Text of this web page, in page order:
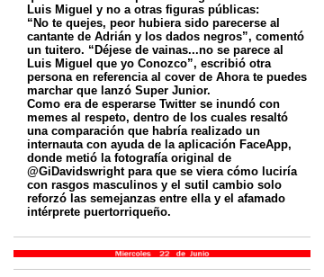
Luis Miguel y no a otras figuras públicas:
“No te quejes, peor hubiera sido parecerse al
cantante de Adrián y los dados negros”, comentó
un tuitero. “Déjese de vainas...no se parece al
Luis Miguel que yo Conozco”, escribió otra
persona en referencia al cover de Ahora te puedes
marchar que lanzó Super Junior.
Como era de esperarse Twitter se inundó con
memes al respeto, dentro de los cuales resaltó
una comparación que habría realizado un
internauta con ayuda de la aplicación FaceApp,
donde metió la fotografía original de
@GiDavidswright para que se viera cómo luciría
con rasgos masculinos y el sutil cambio solo
reforzó las semejanzas entre ella y el afamado
intérprete puertorriqueño.